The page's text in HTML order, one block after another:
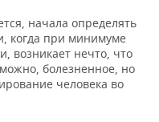
начала определять
когда при минимуме
возникает нечто, что
болезненное, но
человека во